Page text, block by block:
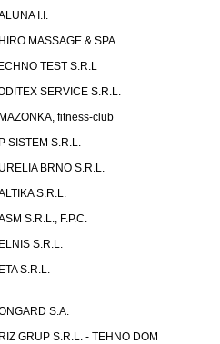
I.I.
MASSAGE & SPA
TEST S.R.L
SERVICE S.R.L.
fitness-club
SISTEM S.R.L.
BRNO S.R.L.
S.R.L.
S.R.L., F.P.C.
S.R.L.
S.R.L.
S.A.
GRUP S.R.L. - TEHNO DOM